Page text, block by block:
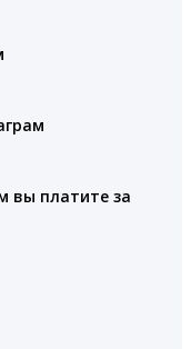
вы платите за